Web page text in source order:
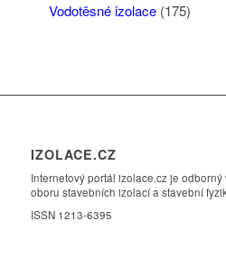
Vodotěsné izolace(175)
IZOLACE.CZ
Internetový portál izolace.cz je
oboru stavebních izolací a stavební
ISSN 1213-6395